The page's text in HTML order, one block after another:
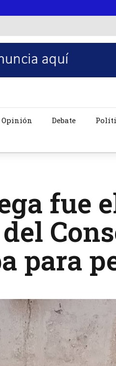
Opinión Debate
fue
para